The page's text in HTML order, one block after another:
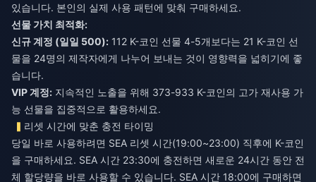
있습니다. 본인의 실제 사용 패턴에 맞춰 구매하세요.
선물 가치 최적화:
신규 계정 (일일 500): 112 K-코인 선물 4-5개보다는 21 K-코인 선
물을 24명의 제작자에게 나누어 보내는 것이 영향력을 넓히기에 좋
습니다.
VIP 계정: 지속적인 노출을 위해 373-933 K-코인의 고가 재사용 가
능 선물을 집중적으로 활용하세요.
리셋 시간에 맞춘 충전 타이밍
당일 바로 사용하려면 SEA 리셋 시간(19:00~23:00) 직후에 K-코인
을 구매하세요. SEA 시간 23:30에 충전하면 새로운 24시간 동안 전
체 할당량을 바로 사용할 수 있습니다. SEA 시간 18:00에 구매하면